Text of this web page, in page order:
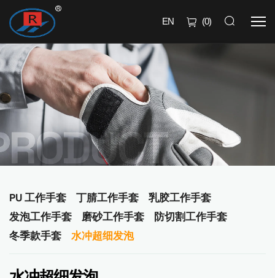
EN (0)
PU 工作手套 丁腈工作手套
乳胶工作手套
发泡工作手套
磨砂工作手套
防切割工作手套
冬季款手套
水冲超细发泡